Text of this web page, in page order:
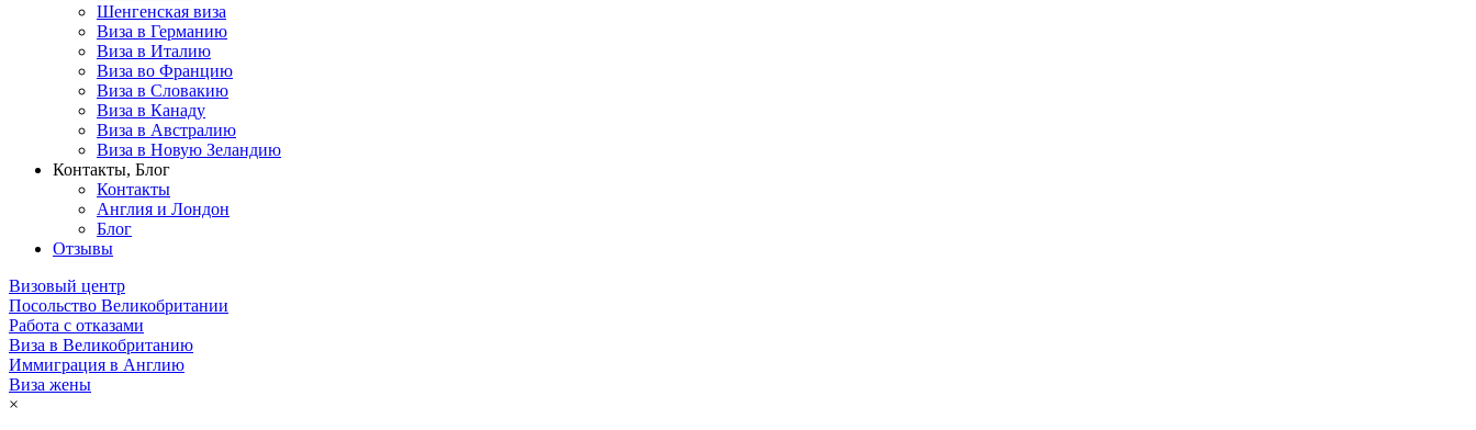
Шенгенская виза
Виза в Германию
Виза в Италию
Виза во Францию
Виза в Словакию
Виза в Канаду
Виза в Австралию
Виза в Новую Зеландию
Контакты, Блог
Контакты
Англия и Лондон
Блог
Отзывы
Визовый центр
Посольство Великобритании
Работа с отказами
Виза в Великобританию
Иммиграция в Англию
Виза жены
×